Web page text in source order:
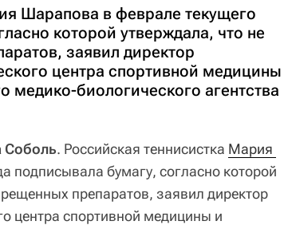
Шарапова в феврале текущего
которой утверждала, что не
заявил директор
центра спортивной медицины
медико-биологического агентства
Соболь. Российская теннисистка Мария
подписывала бумагу, согласно которой
препаратов, заявил директор
центра спортивной медицины и